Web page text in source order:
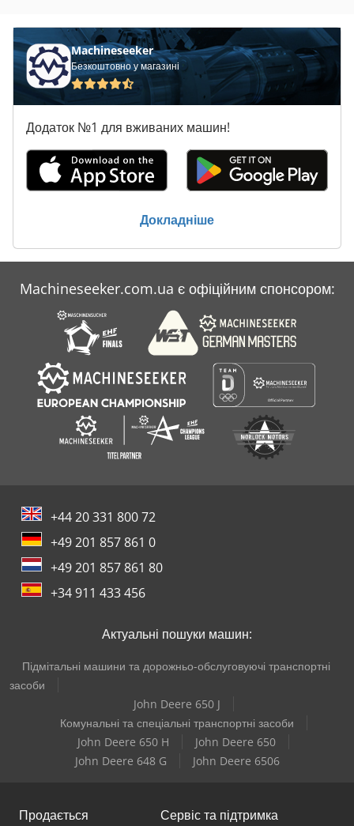
Claas Corto 300
Claas Corto 310 N
Claas Corto 3100 Fc
Claas Corto 3100 Fn
Claas Disco 3050 Fc
Claas Disco 3100 Contour
Claas Disco 3100 F
Claas Disco 3100 Fc
Claas Pu 300
Machineseeker
Безкоштовно у магазині
Додаток №1 для вживаних машин!
Докладніше
Machineseeker.com.ua є офіційним спонсором:
+44 20 331 800 72
+49 201 857 861 0
+49 201 857 861 80
+34 911 433 456
Актуальні пошуки машин:
Підмітальні машини та дорожньо-обслуговуючі транспортні
засоби
John Deere 650 J
Комунальні та спеціальні транспортні засоби
John Deere 650 H
John Deere 650
John Deere 648 G
John Deere 6506
Продається Сервіс та підтримка